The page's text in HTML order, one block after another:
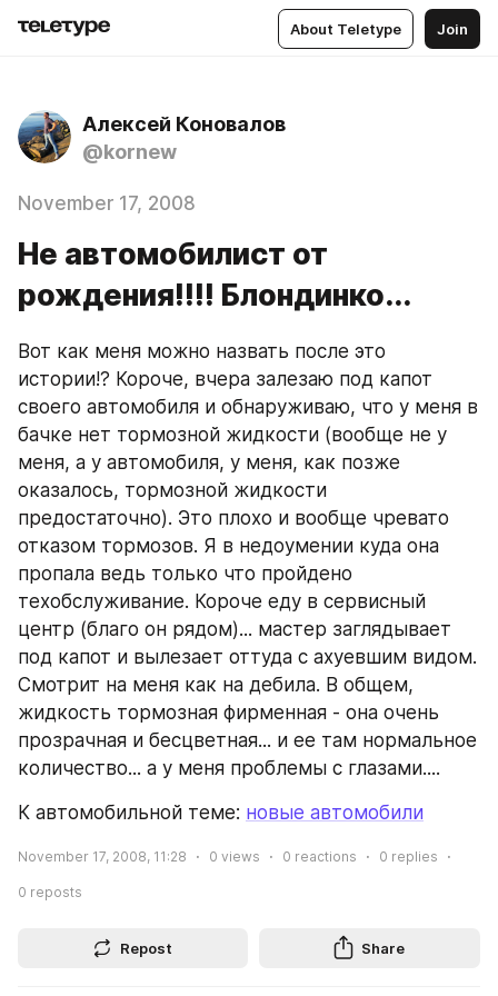
About Teletype Join
Алексей Коновалов
@kornew
November 17, 2008
Не автомобилист от
рождения!!!! Блондинко...
Вот как меня можно назвать после это
истории!? Короче, вчера залезаю под капот
своего автомобиля и обнаруживаю, что у меня в
бачке нет тормозной жидкости (вообще не у
меня, а у автомобиля, у меня, как позже
оказалось, тормозной жидкости
предостаточно). Это плохо и вообще чревато
отказом тормозов. Я в недоумении куда она
пропала ведь только что пройдено
техобслуживание. Короче еду в сервисный
центр (благо он рядом)... мастер заглядывает
под капот и вылезает оттуда с ахуевшим видом.
Смотрит на меня как на дебила. В общем,
жидкость тормозная фирменная - она очень
прозрачная и бесцветная... и ее там нормальное
количество... а у меня проблемы с глазами....
К автомобильной теме: новые автомобили
November 17, 2008, 11:28 0 views 0 reactions 0 replies
0 reposts
Repost Share